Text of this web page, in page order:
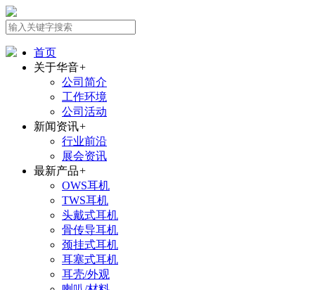
首页
关于华音+
公司简介
工作环境
公司活动
新闻资讯+
行业前沿
展会资讯
最新产品+
OWS耳机
TWS耳机
头戴式耳机
骨传导耳机
颈挂式耳机
耳塞式耳机
耳壳/外观